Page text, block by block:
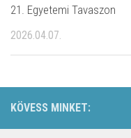
21. Egyetemi Tavaszon
2026.04.07.
KÖVESS MINKET: